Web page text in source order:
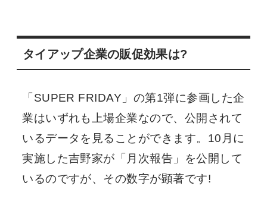
タイアップ企業の販促効果は?
「SUPER FRIDAY」の第1弾に参画した企
業はいずれも上場企業なので、公開されて
いるデータを見ることができます。10月に
実施した吉野家が「月次報告」を公開して
いるのですが、その数字が顕著です!